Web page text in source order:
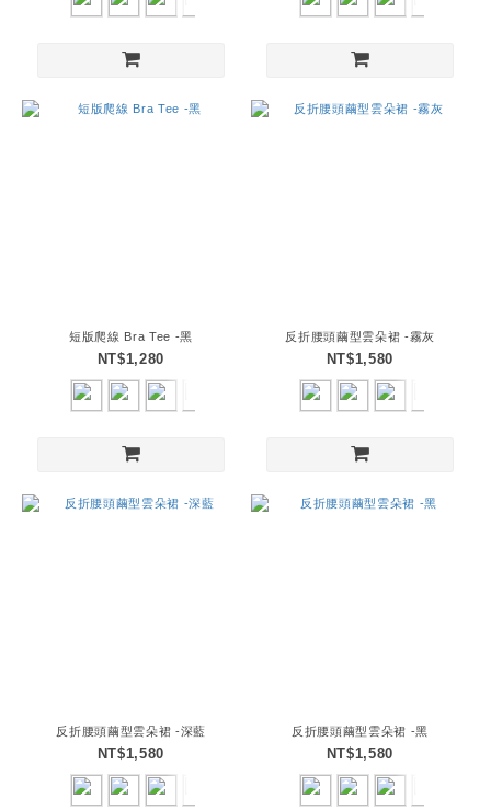
短版爬線 Bra Tee -黑
NT$1,280
反折腰頭繭型雲朵裙 -霧灰
NT$1,580
反折腰頭繭型雲朵裙 -深藍
NT$1,580
反折腰頭繭型雲朵裙 -黑
NT$1,580